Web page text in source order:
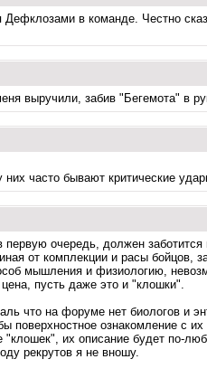
в команде. Честно
выручили, забив "Бегемота" в
часто бывают критические
очередь, должен
от комплекции и расы бойцов,
мышления и физиологию,
пусть даже это и "клошки".
что на форуме нет биологов и
поверхностное ознакомление с
"клошек", их описание будет по-
рекрутов я не вношу.